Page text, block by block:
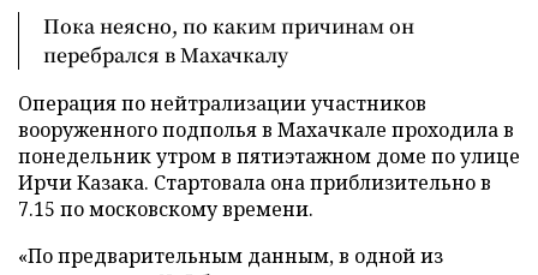
Пока неясно, по каким причинам он
перебрался в Махачкалу
Операция по нейтрализации участников
вооруженного подполья в Махачкале проходила в
понедельник утром в пятиэтажном доме по улице
Ирчи Казака. Стартовала она приблизительно в
7.15 по московскому времени.
«По предварительным данным, в одной из